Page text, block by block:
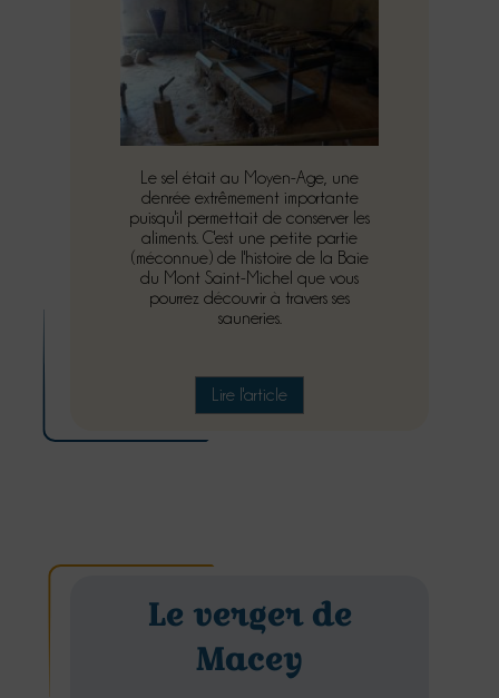
Le sel était au Moyen-Age, une
denrée extrêmement importante
puisqu'il permettait de conserver les
aliments. C'est une petite partie
(méconnue) de l'histoire de la Baie
du Mont Saint-Michel que vous
pourrez découvrir à travers ses
sauneries.
Lire l'article
Le verger de
Macey